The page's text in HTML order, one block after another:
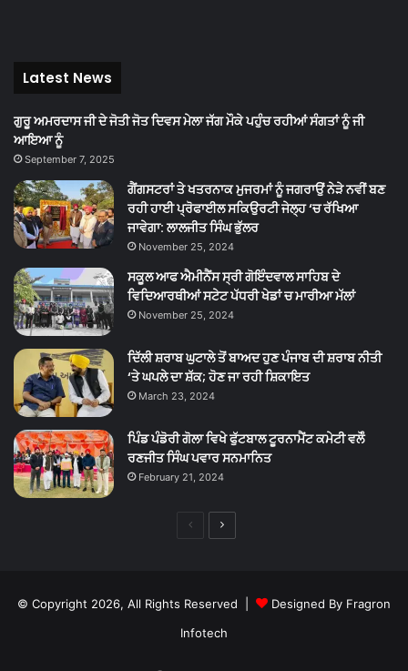
Latest News
ਗੁਰੂ ਅਮਰਦਾਸ ਜੀ ਦੇ ਜੋਤੀ ਜੋਤ ਦਿਵਸ ਮੇਲਾ ਜੱਗ ਮੌਕੇ ਪਹੁੰਚ ਰਹੀਆਂ ਸੰਗਤਾਂ ਨੂੰ ਜੀ
ਆਇਆ ਨੂੰ
September 7, 2025
ਗੈਂਗਸਟਰਾਂ ਤੇ ਖਤਰਨਾਕ ਮੁਜਰਮਾਂ ਨੂੰ ਜਗਰਾਉਂ ਨੇੜੇ ਨਵੀਂ ਬਣ
ਰਹੀ ਹਾਈ ਪ੍ਰੋਫਾਈਲ ਸਕਿਉਰਟੀ ਜੇਲ੍ਹ ‘ਚ ਰੱਖਿਆ
ਜਾਵੇਗਾ: ਲਾਲਜੀਤ ਸਿੰਘ ਭੁੱਲਰ
November 25, 2024
ਸਕੂਲ ਆਫ ਐਮੀਨੈਂਸ ਸ੍ਰੀ ਗੋਇੰਦਵਾਲ ਸਾਹਿਬ ਦੇ
ਵਿਦਿਆਰਥੀਆਂ ਸਟੇਟ ਪੱਧਰੀ ਖੇਡਾਂ ਚ ਮਾਰੀਆ ਮੱਲਾਂ
November 25, 2024
ਦਿੱਲੀ ਸ਼ਰਾਬ ਘੁਟਾਲੇ ਤੋਂ ਬਾਅਦ ਹੁਣ ਪੰਜਾਬ ਦੀ ਸ਼ਰਾਬ ਨੀਤੀ
‘ਤੇ ਘਪਲੇ ਦਾ ਸ਼ੱਕ; ਹੋਣ ਜਾ ਰਹੀ ਸ਼ਿਕਾਇਤ
March 23, 2024
ਪਿੰਡ ਪੰਡੋਰੀ ਗੋਲਾ ਵਿਖੇ ਫੁੱਟਬਾਲ ਟੂਰਨਾਮੈਂਟ ਕਮੇਟੀ ਵਲੋੰ
ਰਣਜੀਤ ਸਿੰਘ ਪਵਾਰ ਸਨਮਾਨਿਤ
February 21, 2024
PreviousNext
© Copyright 2026, All Rights Reserved |
Designed By Fragron
Infotech